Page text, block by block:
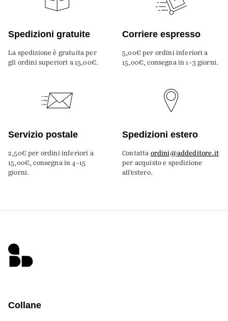
Spedizioni gratuite
La spedizione è gratuita per
gli ordini superiori a 15,00€.
Corriere espresso
5,00€ per ordini inferiori a
15,00€, consegna in 1-3 giorni.
Servizio postale
2,50€ per ordini inferiori a
15,00€, consegna in 4-15
giorni.
Spedizioni estero
Contatta ordini@addeditore.it
per acquisto e spedizione
all’estero.
Collane